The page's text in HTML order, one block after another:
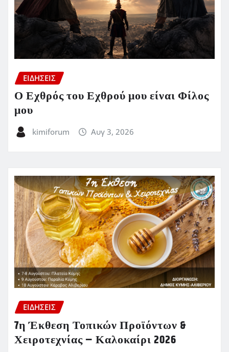
ΕΙΔΗΣΕΙΣ
Ο Εχθρός του Εχθρού μου είναι Φίλος
μου
kimiforum Αυγ 3, 2026
ΕΙΔΗΣΕΙΣ
7η Έκθεση Τοπικών Προϊόντων &
Χειροτεχνίας – Καλοκαίρι 2026